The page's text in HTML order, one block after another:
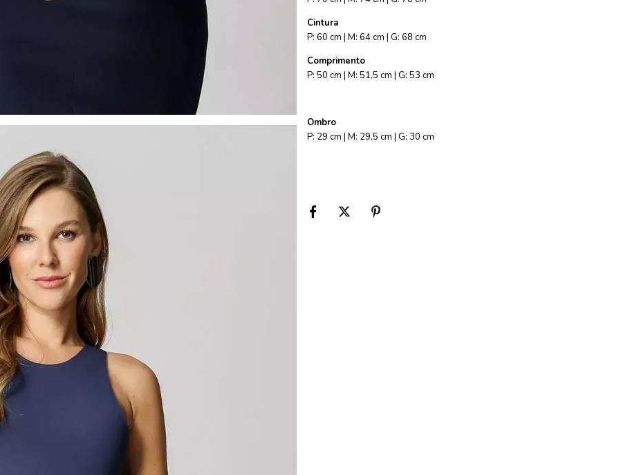
Cintura
P: 60 cm | M: 64 cm | G: 68 cm
Comprimento
P: 50 cm | M: 51,5 cm | G: 53 cm
Ombro
P: 29 cm | M: 29,5 cm | G: 30 cm